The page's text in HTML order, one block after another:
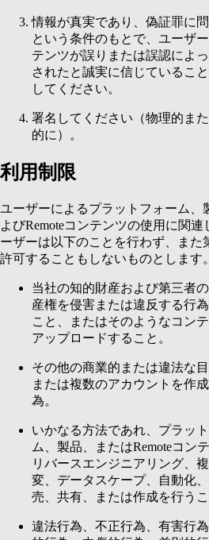
情報が真実であり、偽証罪に
という条件のもとで、ユーザ
テンツが誤りまたは誤認によ
されたと誠実に信じているこ
してください。
署名してください（物理的ま
的に）。
利用制限
ユーザーによるプラットフォーム、
よびRemoteコンテンツの使用に関連
ーザーは以下のことを行わず、また
許可することもしないものとします。
当社の知的財産および第三者
産権を侵害または違反する行
こと、またはそのようなコン
アップロードすること。
その他の商業的または違法な
または複数のアカウントを作
為。
いかなる方法であれ、プラッ
ム、製品、またはRemoteコン
リバースエンジニアリング、
変、データスケープ、自動化
売、共有、または作成を行うこ
違法行為、不正行為、有害行